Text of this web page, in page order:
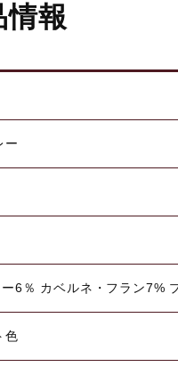
情報
ー
6％ カベルネ・フラン7%
色